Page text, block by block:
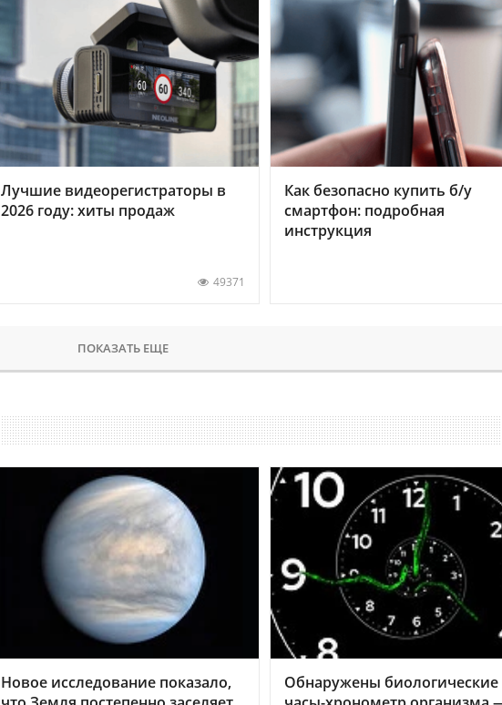
Лучшие видеорегистраторы в
2026 году: хиты продаж
49371
Как безопасно купить б/у
смартфон: подробная
инструкция
ПОКАЗАТЬ ЕЩЕ
Новое исследование показало,
Обнаружены биологические